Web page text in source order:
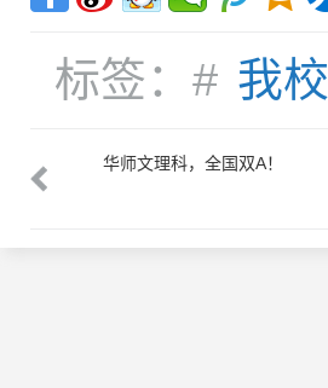
标签：# 我校
引学 华师文理科，全国双A！